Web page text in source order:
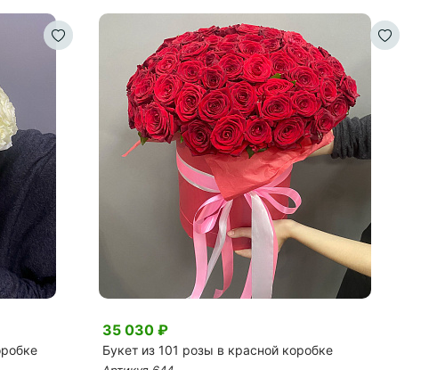
35 030₽
Букет из 101 розы в красной коробке